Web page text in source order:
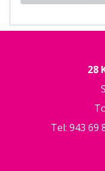
28
Tel: 943 69